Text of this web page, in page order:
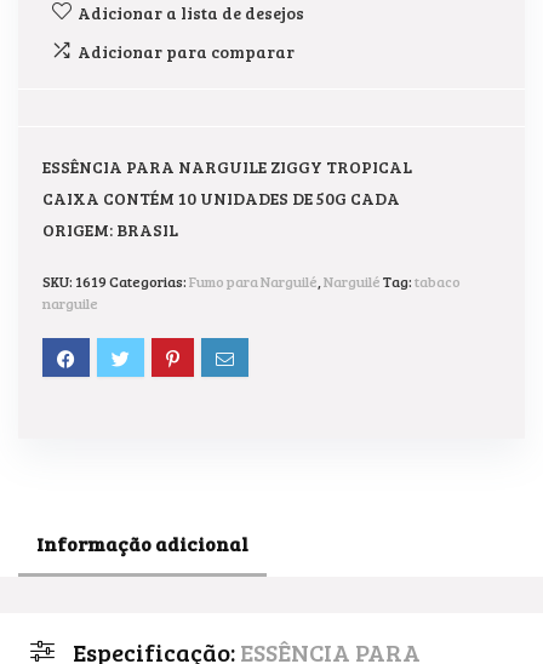
Adicionar a lista de desejos
Adicionar para comparar
ESSÊNCIA PARA NARGUILE ZIGGY TROPICAL
CAIXA CONTÉM 10 UNIDADES DE 50G CADA
ORIGEM: BRASIL
SKU: 1619Categorias:Fumo para Narguilé NarguiléTag:tabaco
narguile
Informação adicional
Especificação:ESSÊNCIA PARA